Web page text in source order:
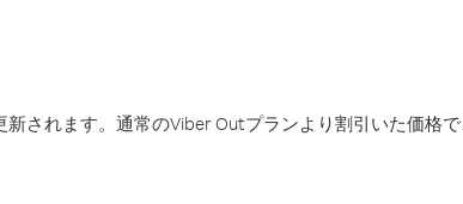
されます。通常のViber Outプランより割引いた価格で